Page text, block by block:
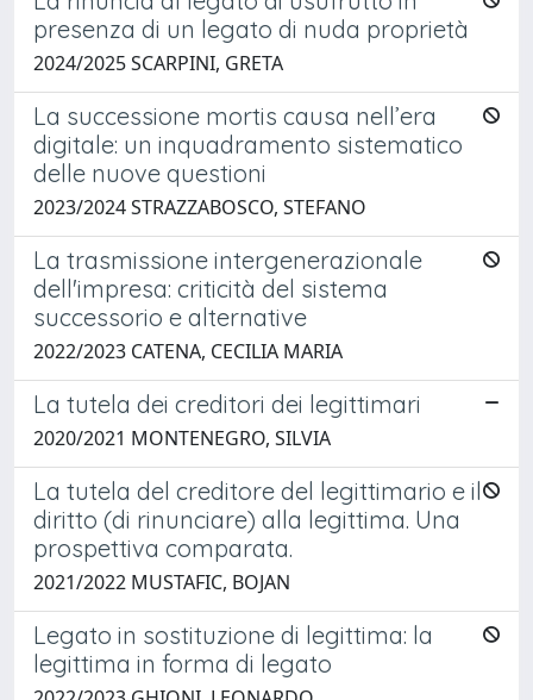
presenza di un legato di nuda proprietà
2024/2025 SCARPINI, GRETA
La successione mortis causa nell’era
digitale: un inquadramento sistematico
delle nuove questioni
2023/2024 STRAZZABOSCO, STEFANO
La trasmissione intergenerazionale
dell'impresa: criticità del sistema
successorio e alternative
2022/2023 CATENA, CECILIA MARIA
La tutela dei creditori dei legittimari
2020/2021 MONTENEGRO, SILVIA
La tutela del creditore del legittimario e il
diritto (di rinunciare) alla legittima. Una
prospettiva comparata.
2021/2022 MUSTAFIC, BOJAN
Legato in sostituzione di legittima: la
legittima in forma di legato